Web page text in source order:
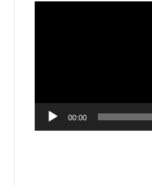
c
00:00